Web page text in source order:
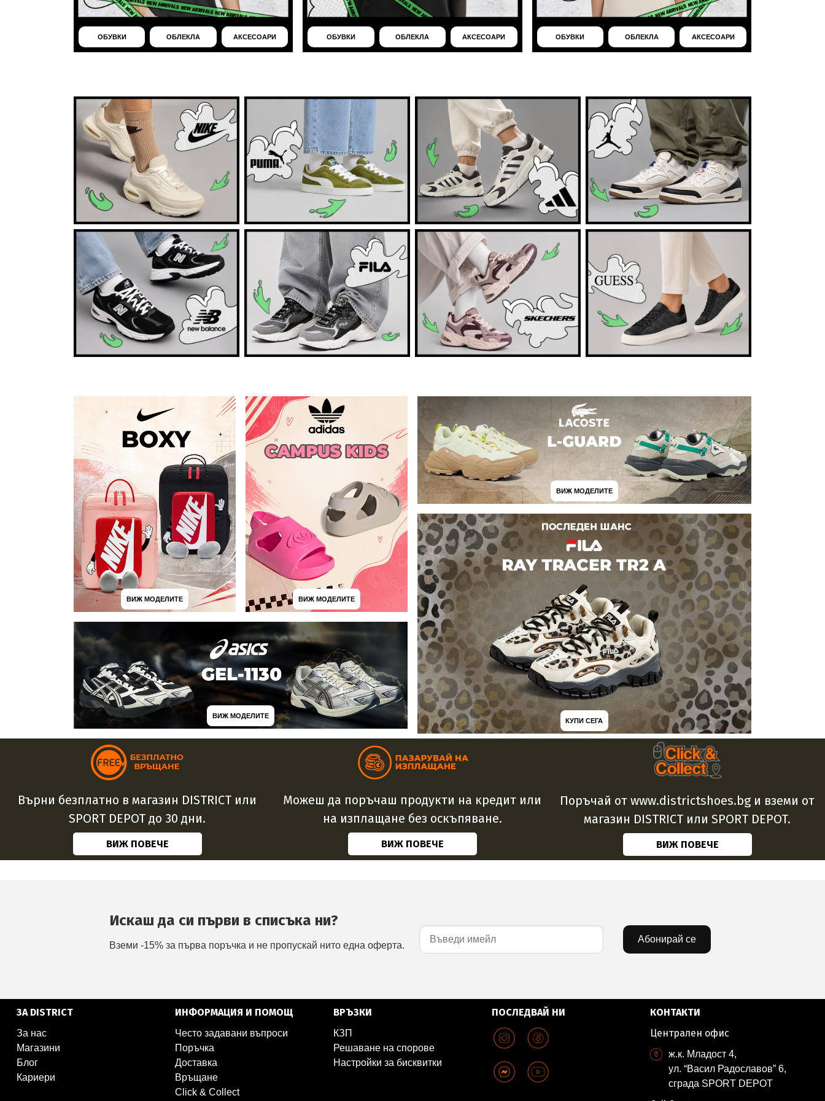
ОБУВКИ ОБЛЕКЛА АКСЕСОАРИ ОБУВКИ ОБЛЕКЛА АКСЕСОАРИ ОБУВКИ ОБЛЕКЛА АКСЕСОАРИ
ВИЖ МОДЕЛИТЕ ВИЖ МОДЕЛИТЕ
ВИЖ МОДЕЛИТЕ
ВИЖ МОДЕЛИТЕ
КУПИ СЕГА
Върни безплатно в магазин DISTRICT или
SPORT DEPOT до 30 дни.
ВИЖ ПОВЕЧЕ
Можеш да поръчаш продукти на кредит или
на изплащане без оскъпяване.
ВИЖ ПОВЕЧЕ
Поръчай от www.districtshoes.bg и вземи от
магазин DISTRICT или SPORT DEPOT.
ВИЖ ПОВЕЧЕ
Искаш да си първи в списъка ни?
Вземи -15% за първа поръчка и не пропускай нито една оферта.
Абонирай се
ЗА DISTRICT
За нас
Магазини
Блог
Кариери
ИНФОРМАЦИЯ И ПОМОЩ
Често задавани въпроси
Поръчка
Доставка
Връщане
Click & Collect
ВРЪЗКИ
КЗП
Решаване на спорове
Настройки за бисквитки
ПОСЛЕДВАЙ НИ
КОНТАКТИ
Централен офис
ж.к. Младост 4,
ул. “Васил Радославов” 6,
сграда SPORT DEPOT